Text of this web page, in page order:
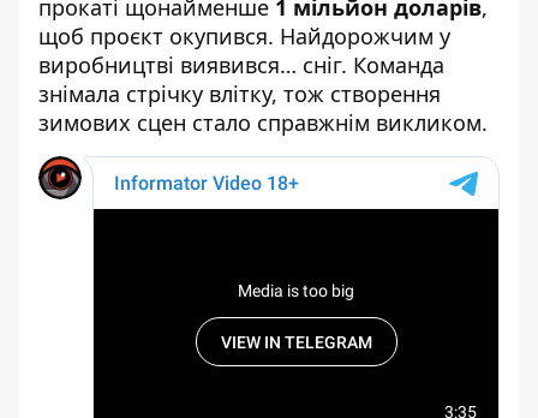
прокаті щонайменше 1 мільйон доларів,
щоб проєкт окупився. Найдорожчим у
виробництві виявився… сніг. Команда
знімала стрічку влітку, тож створення
зимових сцен стало справжнім викликом.